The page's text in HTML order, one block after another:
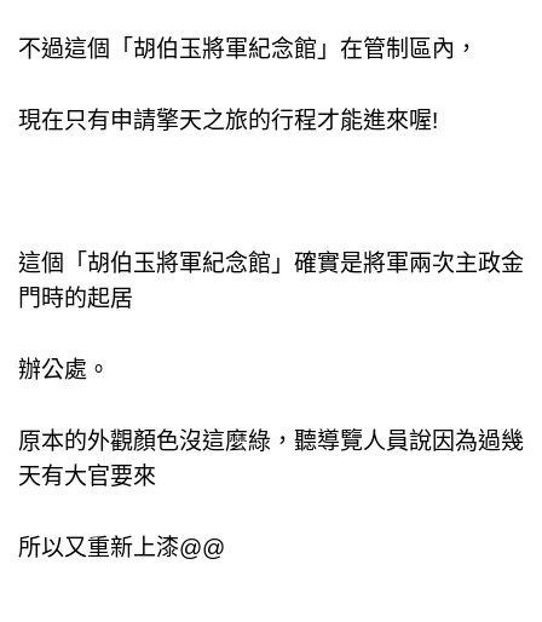
不過這個 「 胡伯玉將軍紀念館 」在管制區內，
現在只有申請擎天之旅的行程才能進來喔!
這個 「 胡伯玉將軍紀念館 」確實是將軍兩次主政金
門時的起居
辦公處。
原本的外觀顏色沒這麼綠，聽導覽人員說因為過幾
天有大官要來
所以又重新上漆@@